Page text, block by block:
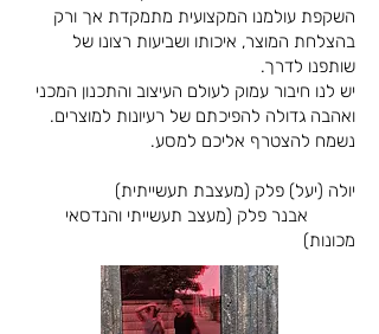
השקפת עולמנו המקצועית מתמקדת אך ורק
בהצלחת המוצר, איכותו ושביעות רצונו של
שותפנו לדרך.
יש לנו חיבור עמוק לעולם העיצוב והתכנון המכני
ואהבה גדולה להפיכתם של רעיונות למוצרים.
נשמח להצטרף אליכם למסע.
יולה (יעל) פלק (מעצבת תעשייתית)
אבנר פלק (מעצב תעשייתי והנדסאי
מכונות)